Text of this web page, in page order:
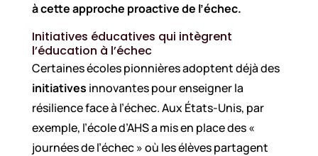
à cette approche proactive de l’échec.
Initiatives éducatives qui intègrent
l’éducation à l’échec
Certaines écoles pionnières adoptent déjà des
initiatives innovantes pour enseigner la
résilience face à l’échec. Aux États-Unis, par
exemple, l’école d’AHS a mis en place des «
journées de l’échec » où les élèves partagent